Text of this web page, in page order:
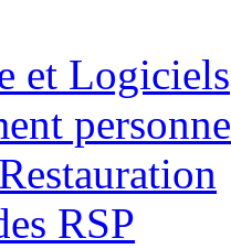
et Logiciels
RSP